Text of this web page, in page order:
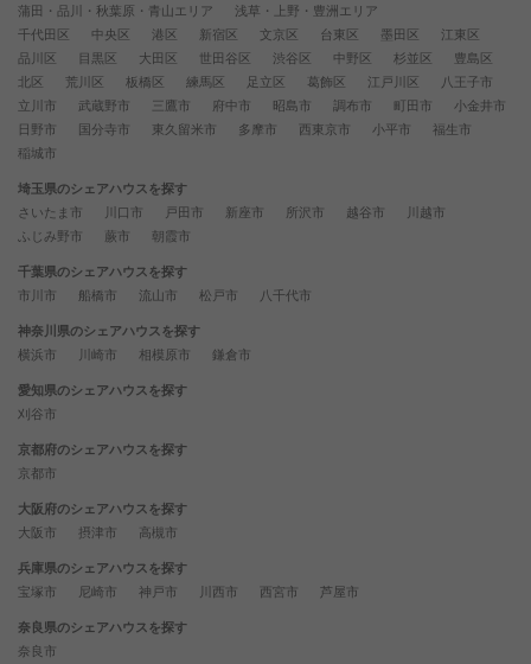
蒲田・品川・秋葉原・青山エリア
浅草・上野・豊洲エリア
千代田区
中央区 港区 新宿区 文京区 台東区 墨田区
江東区
品川区
目黒区 大田区 世田谷区 渋谷区 中野区 杉並区
豊島区
北区
荒川区 板橋区 練馬区 足立区 葛飾区 江戸川区
八王子市
立川市
武蔵野市 三鷹市 府中市 昭島市 調布市 町田市
小金井市
日野市
国分寺市 東久留米市 多摩市 西東京市 小平市
福生市
稲城市
埼玉県のシェアハウスを探す
さいたま市
川口市 戸田市 新座市 所沢市 越谷市
川越市
ふじみ野市
蕨市 朝霞市
千葉県のシェアハウスを探す
市川市
船橋市 流山市 松戸市 八千代市
神奈川県のシェアハウスを探す
横浜市
川崎市 相模原市 鎌倉市
愛知県のシェアハウスを探す
刈谷市
京都府のシェアハウスを探す
京都市
大阪府のシェアハウスを探す
大阪市
摂津市 高槻市
兵庫県のシェアハウスを探す
宝塚市
尼崎市 神戸市 川西市 西宮市 芦屋市
奈良県のシェアハウスを探す
奈良市